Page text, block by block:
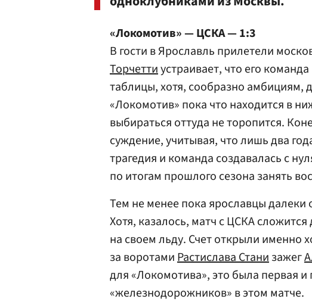
«Локомотив» — ЦСКА — 1:3
В гости в Ярославль прилетели
Торчеттиустраивает, что его
таблицы, хотя, сообразно амбициям,
«Локомотив» пока что находится в
выбираться оттуда не торопится.
суждение, учитывая, что лишь два
трагедия и команда создавалась с
по итогам прошлого сезона занять
Тем не менее пока ярославцы
Хотя, казалось, матч с ЦСКА
на своем льду. Счет открыли именно
за воротамиРастислава Станизажег
для «Локомотива», это была первая
«железнодорожников» в этом матче.